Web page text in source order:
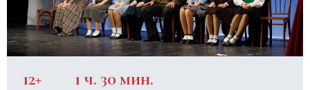
12+ 1 ч. 30 мин.